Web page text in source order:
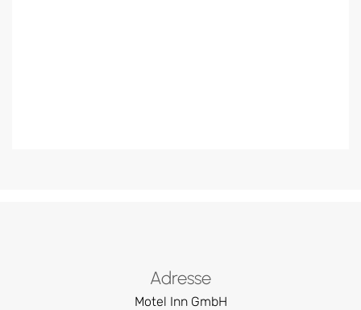
Adresse
Motel Inn GmbH